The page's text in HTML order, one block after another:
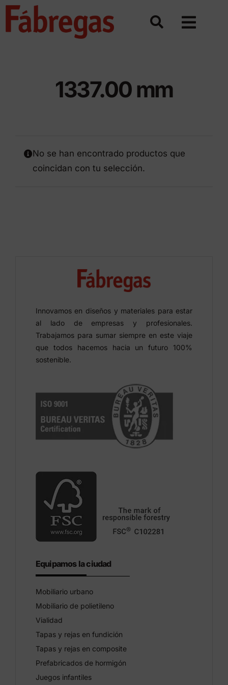
Saltar
1337.00 mm
No se han encontrado productos que
coincidan con tu selección.
Innovamos en diseños y materiales para estar
al lado de empresas y profesionales.
Trabajamos para sumar siempre en este viaje
que todos hacemos hacia un futuro 100%
sostenible.
Equipamos la ciudad
Mobiliario urbano
Mobiliario de polietileno
Vialidad
Tapas y rejas en fundición
Tapas y rejas en composite
Prefabricados de hormigón
Juegos infantiles